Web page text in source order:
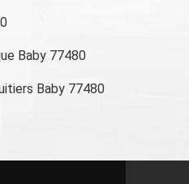
Baby 77480
Baby 77480